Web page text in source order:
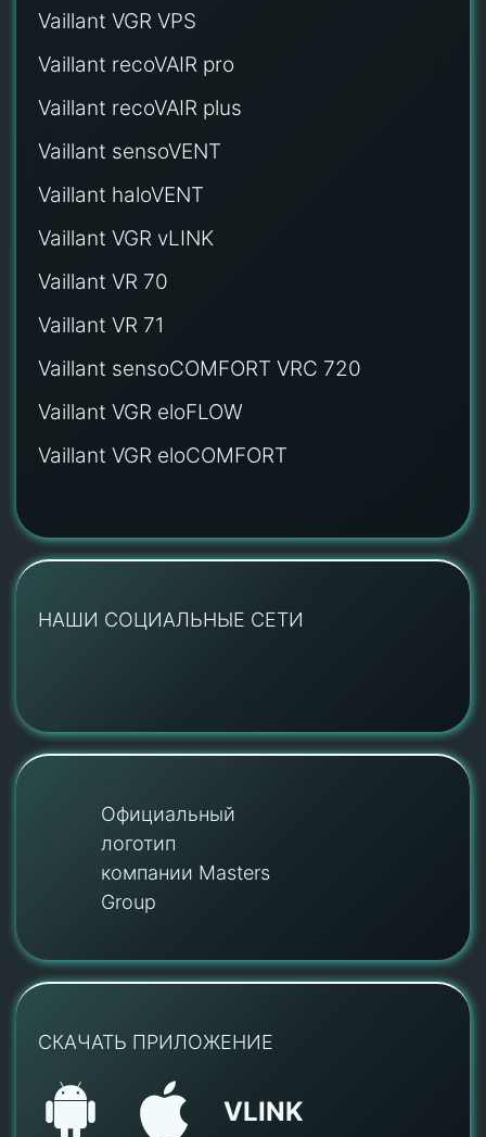
Vaillant VGR VPS
Vaillant recoVAIR pro
Vaillant recoVAIR plus
Vaillant sensoVENT
Vaillant haloVENT
Vaillant VGR vLINK
Vaillant VR 70
Vaillant VR 71
Vaillant sensoCOMFORT VRC 720
Vaillant VGR eloFLOW
Vaillant VGR eloCOMFORT
НАШИ СОЦИАЛЬНЫЕ СЕТИ
Официальный
логотип
компании Masters
Group
СКАЧАТЬ ПРИЛОЖЕНИЕ
VLINK